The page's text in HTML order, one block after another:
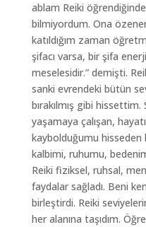
ablam Reiki
bilmiyordum. Ona
katıldığım zaman
şifacı varsa, bir şifa
meselesidir.” demişti.
sanki evrendeki bütün
bırakılmış gibi
yaşamaya çalışan,
kaybolduğumu hisseden
kalbimi, ruhumu,
Reiki fiziksel, ruhsal,
faydalar sağladı. Beni
birleştirdi. Reiki
her alanına taşıdım.